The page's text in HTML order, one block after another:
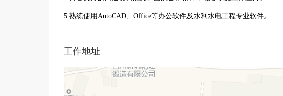
5.熟练使用AutoCAD、Office等办公软件及水利水电工程专业软件。
工作地址